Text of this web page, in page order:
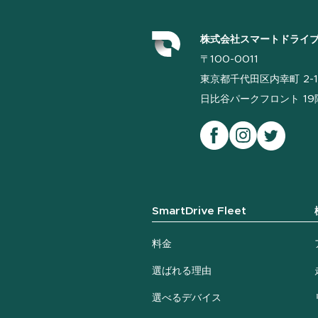
株式会社スマートドライ
〒100-0011
東京都千代田区内幸町 2-
日比谷パークフロント 19
SmartDrive Fleet
料金
選ばれる理由
選べるデバイス